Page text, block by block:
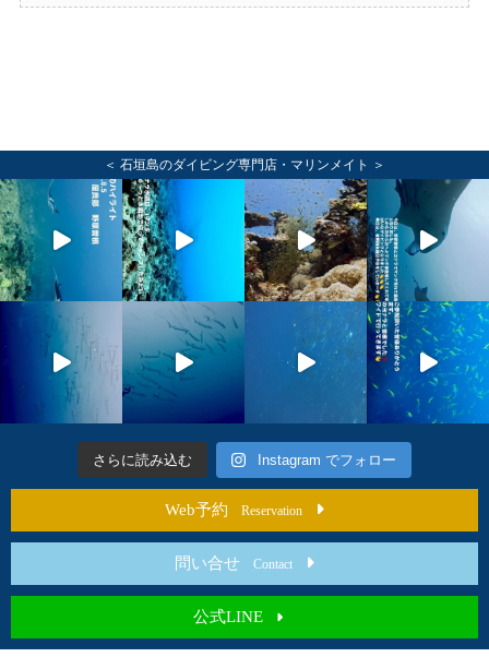
＜ 石垣島のダイビング専門店・マリンメイト ＞
さらに読み込む Instagram でフォロー
Web予約 Reservation
問い合せ Contact
公式LINE